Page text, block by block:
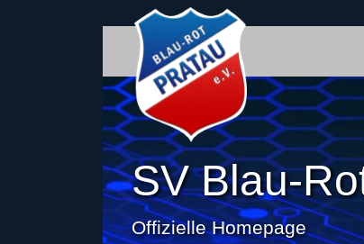
SV Blau-
Offizielle Homepage